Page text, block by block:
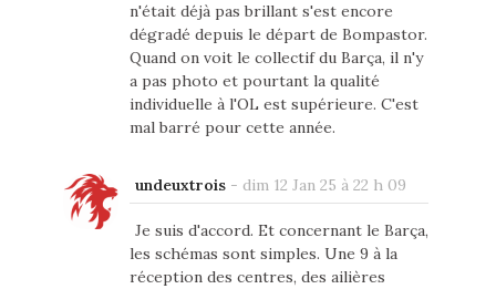
n'était déjà pas brillant s'est encore
dégradé depuis le départ de Bompastor.
Quand on voit le collectif du Barça, il n'y
a pas photo et pourtant la qualité
individuelle à l'OL est supérieure. C'est
mal barré pour cette année.
undeuxtrois- dim 12 Jan 25 à 22 h 09
Je suis d'accord. Et concernant le Barça,
les schémas sont simples. Une 9 à la
réception des centres, des ailières